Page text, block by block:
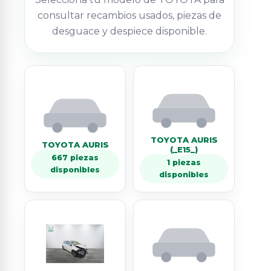
consultar recambios usados, piezas de
desguace y despiece disponible.
TOYOTA AURIS
667 piezas
disponibles
TOYOTA AURIS
(_E15_)
1 piezas
disponibles